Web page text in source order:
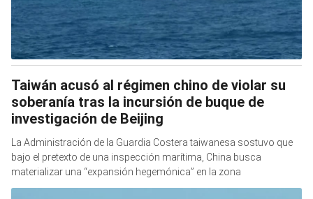
Taiwán acusó al régimen chino de violar su
soberanía tras la incursión de buque de
investigación de Beijing
La Administración de la Guardia Costera taiwanesa sostuvo que
bajo el pretexto de una inspección marítima, China busca
materializar una “expansión hegemónica” en la zona